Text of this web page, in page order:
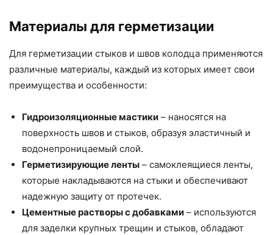
Материалы для герметизации
Для герметизации стыков и швов колодца применяются
различные материалы, каждый из которых имеет свои
преимущества и особенности:
Гидроизоляционные мастики – наносятся на
поверхность швов и стыков, образуя эластичный и
водонепроницаемый слой.
Герметизирующие ленты – самоклеящиеся ленты,
которые накладываются на стыки и обеспечивают
надежную защиту от протечек.
Цементные растворы с добавками – используются
для заделки крупных трещин и стыков, обладают